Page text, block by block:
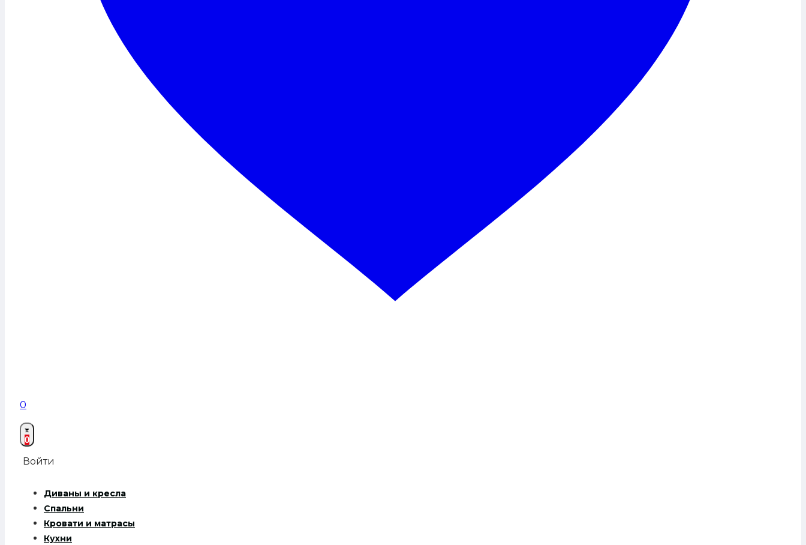
0
0
Войти
Диваны и кресла
Спальни
Кровати и матрасы
Кухни